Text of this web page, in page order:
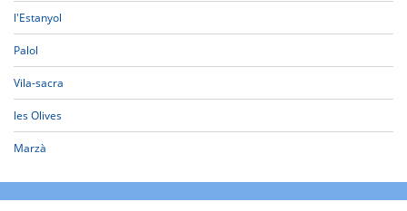
l'Estanyol
Palol
Vila-sacra
les Olives
Marzà